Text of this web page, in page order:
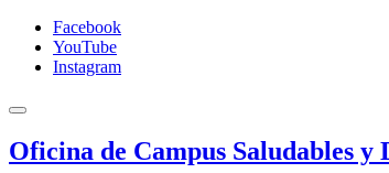
Facebook
YouTube
Instagram
Oficina de Campus Saludables y